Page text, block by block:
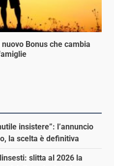
Bonus che cambia
insistere”: l’annuncio
la scelta è definitiva
slitta al 2026 la